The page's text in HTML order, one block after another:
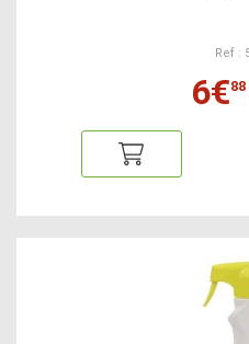
Ref :
6€88